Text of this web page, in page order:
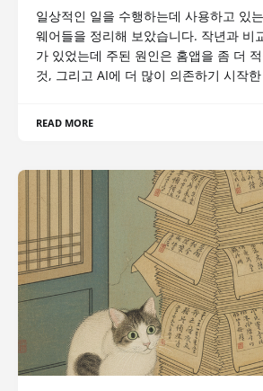
일상적인 일을 수행하는데 사용하고 있
웨어들을 정리해 보았습니다. 작년과 비
가 있었는데 주된 원인은 홈앱을 좀 더
것, 그리고 AI에 더 많이 의존하기 시작
READ MORE